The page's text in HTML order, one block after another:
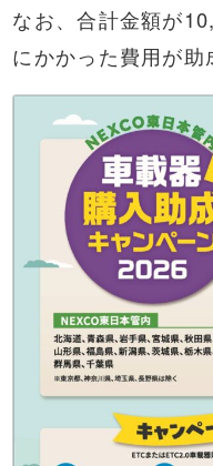
なお、合計金額が
にかかった費用が助